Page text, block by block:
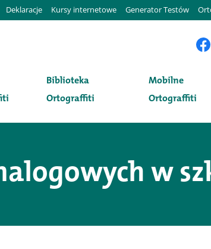
Deklaracje Kursy internetowe Generator Testów
Biblioteka
Ortograffiti
Mobilne
Ortograffiti
w